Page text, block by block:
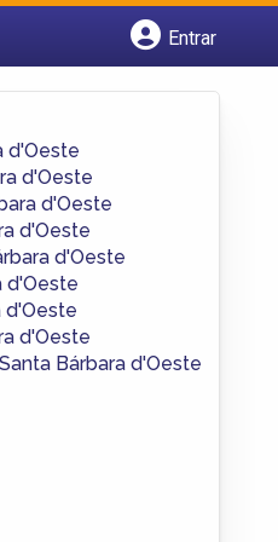
Entrar
d'Oeste
d'Oeste
d'Oeste
d'Oeste
d'Oeste
d'Oeste
d'Oeste
d'Oeste
Bárbara d'Oeste